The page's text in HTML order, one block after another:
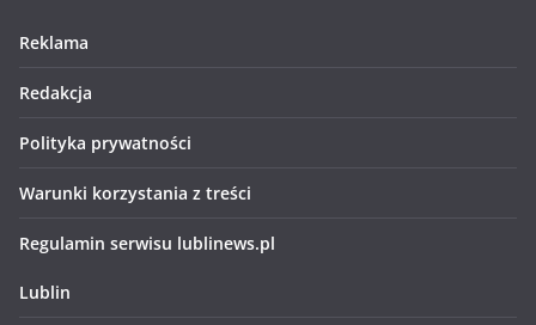
Reklama
Redakcja
Polityka prywatności
Warunki korzystania z treści
Regulamin serwisu lublinews.pl
Lublin